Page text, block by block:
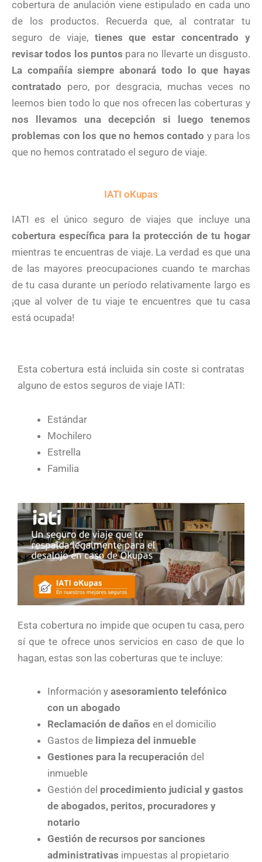
cobertura de anulación viene estipulado en cada uno
de los productos. Recuerda que, al contratar tu
seguro de viaje, tienes que estar concentrado y
revisar todos los puntos para no llevarte un disgusto.
La compañía siempre abonará todo lo que hayas
contratado pero, por desgracia, muchas veces no
leemos bien todo lo que nos ofrecen las coberturas y
nos llevamos una decepción si luego tenemos
problemas con los que no hemos contado y para los
que no hemos contratado el seguro de viaje.
IATI oKupas
IATI es el único seguro de viajes que incluye una
cobertura específica para la protección de tu hogar
mientras te encuentras de viaje. La verdad es que una
de las mayores preocupaciones cuando te marchas
de tu casa durante un período relativamente largo es
¡que al volver de tu viaje te encuentres que tu casa
está ocupada!
Esta cobertura está incluida sin coste si contratas
alguno de estos seguros de viaje IATI:
Estándar
Mochilero
Estrella
Familia
Esta cobertura no impide que ocupen tu casa, pero
sí que te ofrece unos servicios en caso de que lo
hagan, estas son las coberturas que te incluye:
Información y asesoramiento telefónico
con un abogado
Reclamación de daños en el domicilio
Gastos de limpieza del inmueble
Gestiones para la recuperación del
inmueble
Gestión del procedimiento judicial y gastos
de abogados, peritos, procuradores y
notario
Gestión de recursos por sanciones
administrativas impuestas al propietario